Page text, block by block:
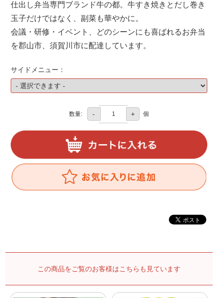
仕出し弁当専門ブランド牛の都。牛すき焼きとだし巻き
玉子だけではなく、副菜も華やかに。
会議・研修・イベント、どのシーンにも喜ばれるお弁当
を郡山市、須賀川市に配達しています。
サイドメニュー：
数量: - + 個
この商品をご覧のお客様はこちらも見ています